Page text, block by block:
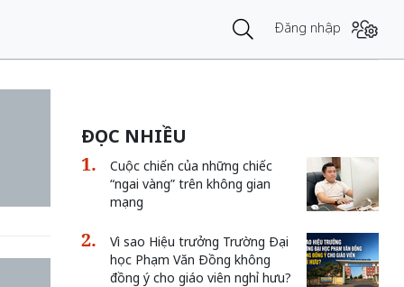
Đăng nhập
ĐỌC NHIỀU
Cuộc chiến của những chiếc
“ngai vàng” trên không gian
mạng
Vì sao Hiệu trưởng Trường Đại
học Phạm Văn Đồng không
đồng ý cho giáo viên nghỉ hưu?